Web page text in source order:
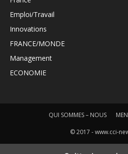
Emploi/Travail
Innovations
FRANCE/MONDE
Management
ECONOMIE
QUI SOMMES – NOUS
© 2017 - www.cci-